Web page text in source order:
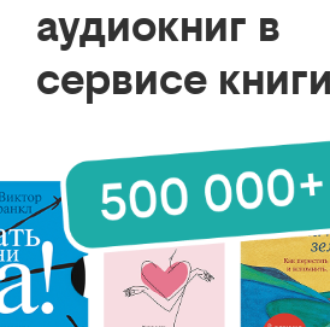
аудиокниг в
сервисе